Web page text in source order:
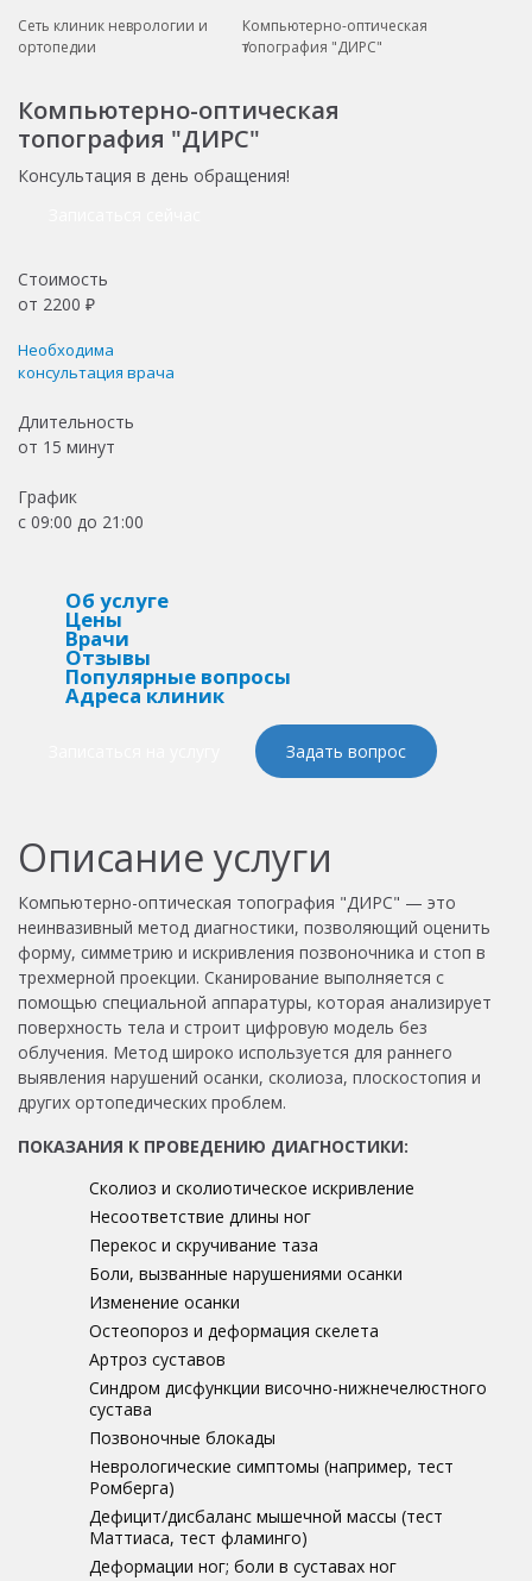
Сеть клиник неврологии и
ортопедии
Компьютерно-оптическая
топография "ДИРС"
Компьютерно-оптическая
топография "ДИРС"
Консультация в день обращения!
Стоимость
от 2200 ₽
Необходима
консультация врача
Длительность
от 15 минут
График
с 09:00 до 21:00
Об услуге
Цены
Врачи
Отзывы
Популярные вопросы
Адреса клиник
Задать вопрос
Описание услуги
Компьютерно-оптическая топография "ДИРС" — это
неинвазивный метод диагностики, позволяющий оценить
форму, симметрию и искривления позвоночника и стоп в
трехмерной проекции. Сканирование выполняется с
помощью специальной аппаратуры, которая анализирует
поверхность тела и строит цифровую модель без
облучения. Метод широко используется для раннего
выявления нарушений осанки, сколиоза, плоскостопия и
других ортопедических проблем.
ПОКАЗАНИЯ К ПРОВЕДЕНИЮ ДИАГНОСТИКИ:
Сколиоз и сколиотическое искривление
Несоответствие длины ног
Перекос и скручивание таза
Боли, вызванные нарушениями осанки
Изменение осанки
Остеопороз и деформация скелета
Артроз суставов
Синдром дисфункции височно-нижнечелюстного
сустава
Позвоночные блокады
Неврологические симптомы (например, тест
Ромберга)
Дефицит/дисбаланс мышечной массы (тест
Маттиаса, тест фламинго)
Деформации ног; боли в суставах ног